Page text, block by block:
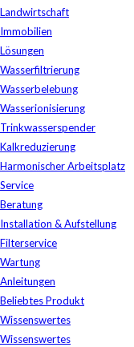
Landwirtschaft
Immobilien
Lösungen
Wasserfiltrierung
Wasserbelebung
Wasserionisierung
Trinkwasserspender
Kalkreduzierung
Harmonischer Arbeitsplatz
Service
Beratung
Installation & Aufstellung
Filterservice
Wartung
Anleitungen
Beliebtes Produkt
Wissenswertes
Wissenswertes